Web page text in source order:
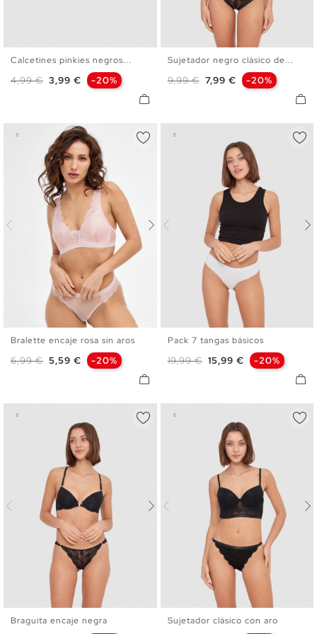
Calcetines pinkies negros...
Precio base
4,99 € Precio
3,99 € -20%
M
Sujetador negro clásico de...
Precio base
9,99 € Precio
7,99 € -20%
M
Bralette encaje rosa sin aros
Precio base
6,99 € Precio
5,59 € -20%
S
Pack 7 tangas básicos
Precio base
19,99 € Precio
15,99 € -20%
L
Braguita encaje negra Sujetador clásico con aro